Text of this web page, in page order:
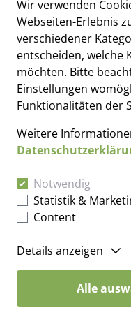
Dr. Fricke & Partner
Hansastraße 4
Tel.: +49 (0) 761 20 76
Fax: +49 (0) 761 20 76
kanzlei@dr-
Wir verwenden
Webseiten-Erlebnis
verschiedener
entscheiden, welche
möchten. Bitte
Einstellungen
Funktionalitäten der
Weitere
Notwendig
Statistik &
Content
Details anzeigen
Alle